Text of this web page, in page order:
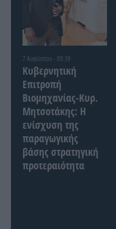
7 Αυγούστου - 09:39
Κυβερνητική
Επιτροπή
Βιομηχανίας-Κυρ.
Μητσοτάκης: Η
ενίσχυση της
παραγωγικής
βάσης στρατηγική
προτεραιότητα